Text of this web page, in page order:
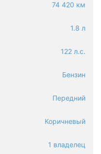
74 420 км
1.8 л
122 л.с.
Бензин
Передний
Коричневый
1 владелец